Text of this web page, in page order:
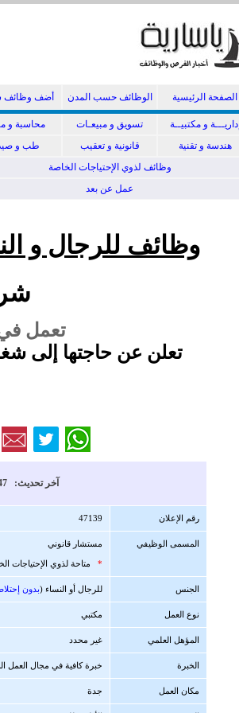
الصفحة الرئيسية الوظائف حسب المدن أضف وظائف
إداريـــة و مكتبيــة تسويق و مبيعـات محاسبة و
هندسة و تقنية
قانونية و تعقيب طب و
وظائف لذوي الإحتياجات الخاصة
عمل عن بعد
وظائف للرجال و
تعمل
تعلن عن حاجتها إلى
آخر تحديث: 25/06/1447 هجرية ( 16/12/2025 )
رقم الإعلان 47139
المسمى الوظيفي مستشار قانوني
* متاحة لذوي الإحتياجات
الجنس للرجال أو النساء (بدون
نوع العمل مكتبي
المؤهل العلمي غير محدد
الخبرة خبرة كافية في مجال العمل
مكان العمل جدة